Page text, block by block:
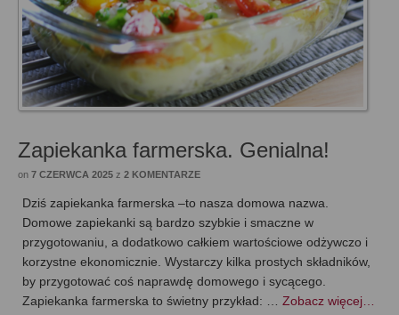
Zapiekanka farmerska. Genialna!
on 7 CZERWCA 2025 z 2 KOMENTARZE
Dziś zapiekanka farmerska –to nasza domowa nazwa.
Domowe zapiekanki są bardzo szybkie i smaczne w
przygotowaniu, a dodatkowo całkiem wartościowe odżywczo i
korzystne ekonomicznie. Wystarczy kilka prostych składników,
by przygotować coś naprawdę domowego i sycącego.
Zapiekanka farmerska to świetny przykład: … Zobacz więcej…